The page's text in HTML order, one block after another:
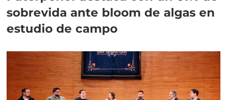
sobrevida ante bloom de algas en
estudio de campo